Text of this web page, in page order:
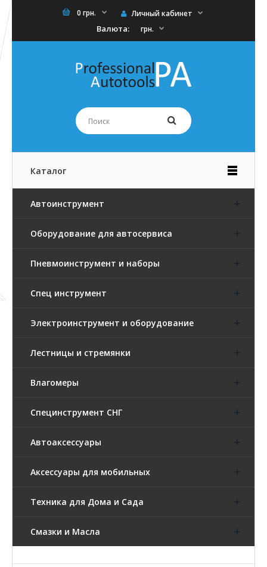
0 грн. Личный кабинет
Валюта: грн.
Каталог
Автоинструмент
Оборудование для автосервиса
Пневмоинструмент и наборы
Спец инструмент
Электроинструмент и оборудование
Лестницы и стремянки
Влагомеры
Специнструмент СНГ
Автоаксессуары
Аксессуары для мобильных
Техника для Дома и Сада
Смазки и Масла